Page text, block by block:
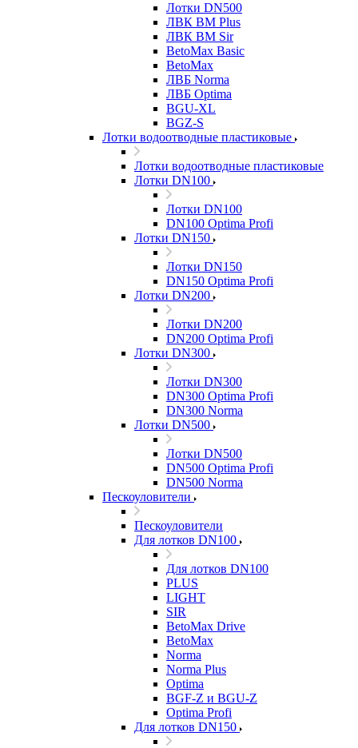
Лотки DN500
ЛВК ВМ Plus
ЛВК ВМ Sir
BetoMax Basic
BetoMax
ЛВБ Norma
ЛВБ Optima
BGU-XL
BGZ-S
Лотки водоотводные пластиковые
Лотки водоотводные пластиковые
Лотки DN100
Лотки DN100
DN100 Optima Profi
Лотки DN150
Лотки DN150
DN150 Optima Profi
Лотки DN200
Лотки DN200
DN200 Optima Profi
Лотки DN300
Лотки DN300
DN300 Optima Profi
DN300 Norma
Лотки DN500
Лотки DN500
DN500 Optima Profi
DN500 Norma
Пескоуловители
Пескоуловители
Для лотков DN100
Для лотков DN100
PLUS
LIGHT
SIR
BetoMax Drive
BetoMax
Norma
Norma Plus
Optima
BGF-Z и BGU-Z
Optima Profi
Для лотков DN150